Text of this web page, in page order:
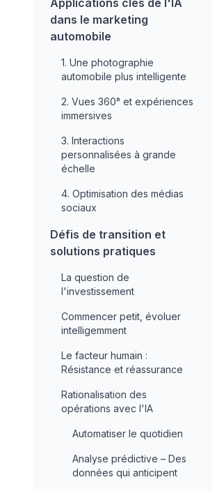
Applications clés de l'IA
dans le marketing
automobile
1. Une photographie
automobile plus intelligente
2. Vues 360° et expériences
immersives
3. Interactions
personnalisées à grande
échelle
4. Optimisation des médias
sociaux
Défis de transition et
solutions pratiques
La question de
l'investissement
Commencer petit, évoluer
intelligemment
Le facteur humain :
Résistance et réassurance
Rationalisation des
opérations avec l'IA
Automatiser le quotidien
Analyse prédictive – Des
données qui anticipent